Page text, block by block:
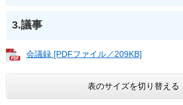
3.議事
会議録 [PDFファイル／209KB]
表のサイズを切り替える